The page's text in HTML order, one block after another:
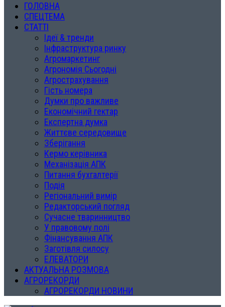
ГОЛОВНА
СПЕЦТЕМА
СТАТТІ
Ідеї & тренди
Інфраструктура ринку
Агромаркетинг
Агрономія Сьогодні
Агрострахування
Гість номера
Думки про важливе
Економічний гектар
Експертна думка
Життєве середовище
Зберігання
Кермо керівника
Механізація АПК
Питання бухгалтерії
Подія
Регіональний вимір
Редакторський погляд
Сучасне тваринництво
У правовому полі
Фінансування АПК
Заготівля силосу
ЕЛЕВАТОРИ
АКТУАЛЬНА РОЗМОВА
АГРОРЕКОРДИ
АГРОРЕКОРДИ НОВИНИ